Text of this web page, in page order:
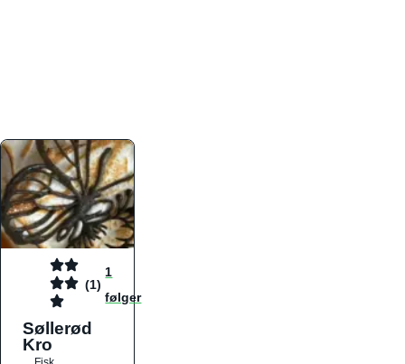
(1)
1
følger
Søllerød
Kro